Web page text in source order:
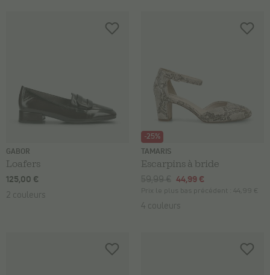
GABOR
Loafers
125,00 €
2 couleurs
-25%
TAMARIS
Escarpins à bride
59,99 € 44,99 €
Prix le plus bas précédent : 44,99 €
4 couleurs